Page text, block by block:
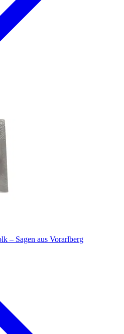
– Sagen aus Vorarlberg